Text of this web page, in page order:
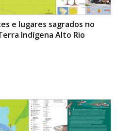
e lugares sagrados no
Indígena Alto Rio